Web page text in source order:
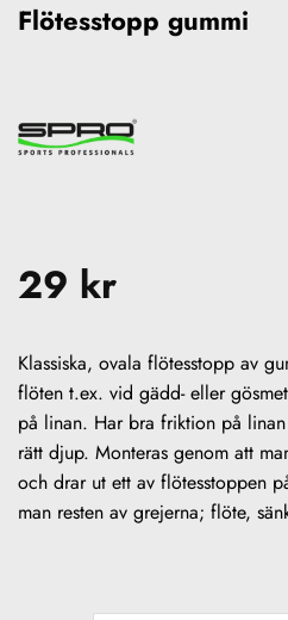
Flötesstopp gummi
29 kr
Klassiska, ovala flötesstopp av
flöten t.ex. vid gädd- eller
på linan. Har bra friktion på
rätt djup. Monteras genom att
och drar ut ett av flötesstoppen
man resten av grejerna; flöte,